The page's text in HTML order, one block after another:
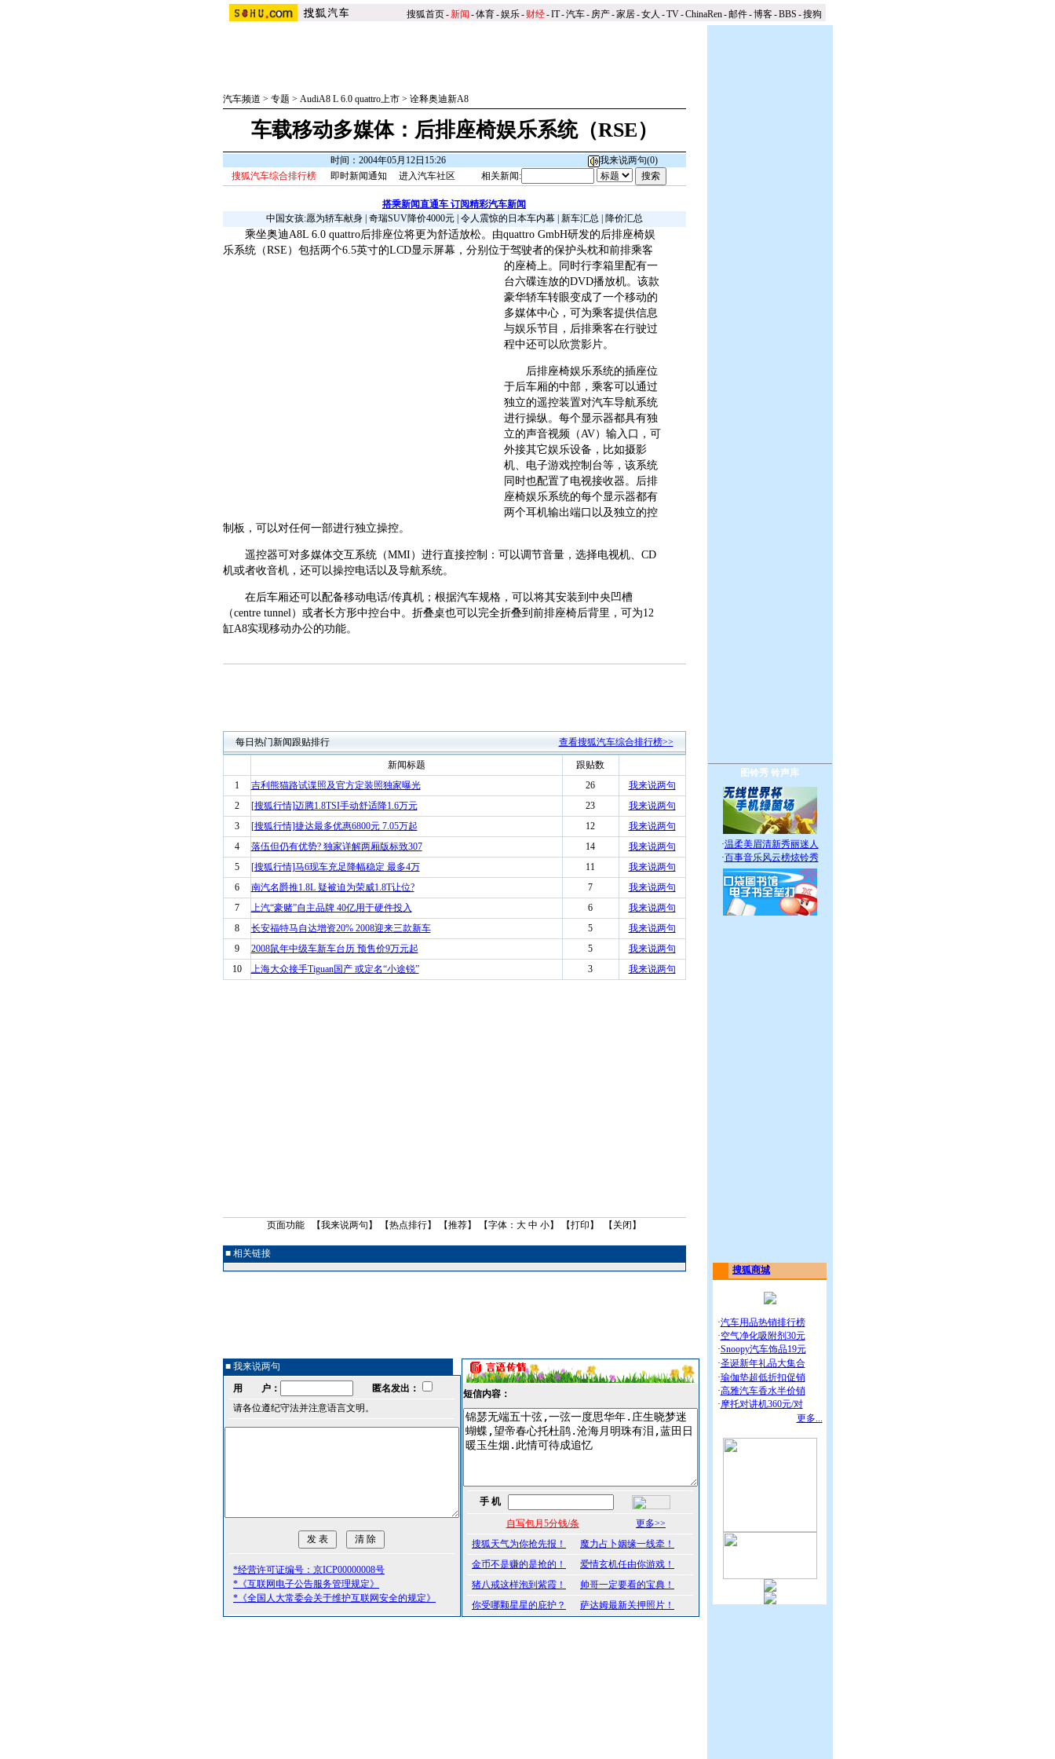
搜狐首页-新闻 -体育-娱乐- 财经-IT-汽车- 房产-家居-女人 -TV-ChinaRen-邮件-博客-BBS -搜狗
汽车频道 > 专题 > AudiA8 L 6.0 quattro上市> 诠释奥迪新A8
车载移动多媒体：后排座椅娱乐系统（RSE）
时间：2004年05月12日15:26 我来说两句(0)
搜狐汽车综合排行榜
即时新闻通知 进入汽车社区 相关新闻:
搭乘新闻直通车 订阅精彩汽车新闻
中国女孩:愿为轿车献身| 奇瑞SUV降价4000元| 令人震惊的日本车内幕| 新车汇总 降价汇总
乘坐奥迪A8L 6.0 quattro后排座位将更为舒适放松。由quattro GmbH研发的后排座椅娱
乐系统（RSE）包括两个6.5英寸的LCD显示屏幕，分别位于驾驶者的保护头枕和前排乘客
的座椅上。
同时行李箱里配有一
台六碟连放的DVD播放机。该款
豪华轿车转眼变成了一个移动的
多媒体中心，可为乘客提供信息
与娱乐节目，后排乘客在行驶过
程中还可以欣赏影片。
后排座椅娱乐系统的插座位
于后车厢的中部，乘客可以通过
独立的遥控装置对汽车导航系统
进行操纵。每个显示器都具有独
立的声音视频（AV）输入口，可
外接其它娱乐设备，比如摄影
机、电子游戏控制台等，该系统
同时也配置了电视接收器。后排
座椅娱乐系统的每个显示器都有
两个耳机输出端口以及独立的控
制板，可以对任何一部进行独立操控。
遥控器可对多媒体交互系统（MMI）进行直接控制：可以调节音量，选择电视机、CD
机或者收音机，还可以操控电话以及导航系统。
在后车厢还可以配备移动电话/传真机；根据汽车规格，可以将其安装到中央凹槽
（centre tunnel）或者长方形中控台中。折叠桌也可以完全折叠到前排座椅后背里，可为12
缸A8实现移动办公的功能。
每日热门新闻跟贴排行 查看搜狐汽车综合排行榜>>
新闻标题
跟贴数
1
吉利熊猫路试谍照及官方定装照独家曝光 26
我来说两句
2
[搜狐行情]迈腾1.8TSI手动舒适降1.6万元 23
我来说两句
3
[搜狐行情]捷达最多优惠6800元 7.05万起 12
我来说两句
4
落伍但仍有优势? 独家详解两厢版标致307 14
我来说两句
5
[搜狐行情]马6现车充足降幅稳定 最多4万 11
我来说两句
6
南汽名爵推1.8L 疑被迫为荣威1.8T让位? 7
我来说两句
7
上汽“豪赌”自主品牌 40亿用于硬件投入 6
我来说两句
8
长安福特马自达增资20% 2008迎来三款新车 5
我来说两句
9
2008鼠年中级车新车台历 预售价9万元起 5
我来说两句
10
上海大众接手Tiguan国产 或定名“小途锐” 3 我来说两句
页面功能 【我来说两句 】 【热点排行】 【推荐】 【字体： 大 中 小】 【打印 】 【 关闭 】
■ 相关链接
■ 我来说两句
用 户：
匿名发出：
请各位遵纪守法并注意语言文明。
*经营许可证编号：京ICP00000008号
*《互联网电子公告服务管理规定》
*《全国人大常委会关于维护互联网安全的规定》
短信内容：
手 机
自写包月5分钱/条
更多>>
搜狐天气为你抢先报！
魔力占卜姻缘一线牵！
金币不是赚的是抢的！
爱情玄机任由你游戏！
猪八戒这样泡到紫霞！
帅哥一定要看的宝典！
你受哪颗星星的庇护？
萨达姆最新关押照片！
图铃秀 铃声库
·温柔美眉清新秀丽迷人
·百事音乐风云榜炫铃秀
搜狐商城
·汽车用品热销排行榜
·空气净化吸附剂30元
·Snoopy汽车饰品19元
·圣诞新年礼品大集合
·瑜伽垫超低折扣促销
·高雅汽车香水半价销
·摩托对讲机360元/对
更多...